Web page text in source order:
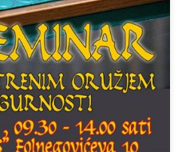
je pozvati Vas na Seminar
sigurnosti. Na seminaru
ispitivač za vojno streljaštvo,
“B”. Seminar će se održati
streljane “LAS”,